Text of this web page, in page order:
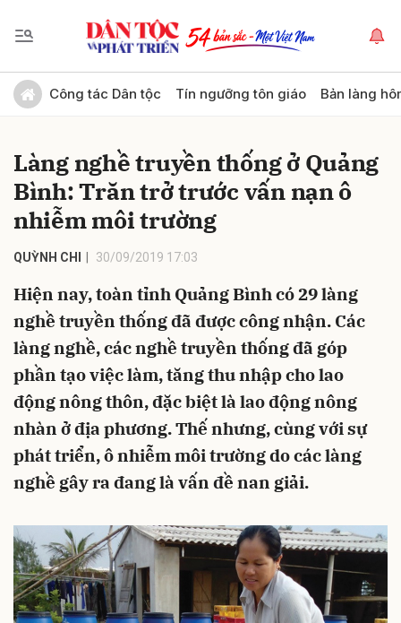
Công tác Dân tộc Tín ngưỡng tôn giáo Bản làng
Làng nghề truyền thống ở Quảng
Bình: Trăn trở trước vấn nạn ô
nhiễm môi trường
QUỲNH CHI 30/09/2019 17:03
Hiện nay, toàn tỉnh Quảng Bình có 29 làng
nghề truyền thống đã được công nhận. Các
làng nghề, các nghề truyền thống đã góp
phần tạo việc làm, tăng thu nhập cho lao
động nông thôn, đặc biệt là lao động nông
nhàn ở địa phương. Thế nhưng, cùng với sự
phát triển, ô nhiễm môi trường do các làng
nghề gây ra đang là vấn đề nan giải.
Gửi bình luận